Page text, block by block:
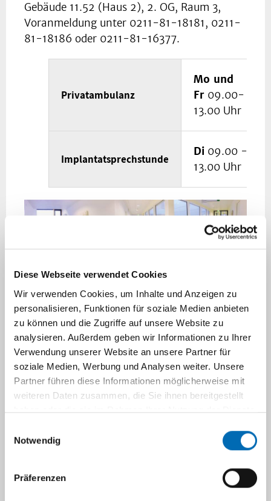
Diese Webseite verwendet Cookies
Wir verwenden Cookies, um Inhalte und Anzeigen zu
personalisieren, Funktionen für soziale Medien anbieten
zu können und die Zugriffe auf unsere Website zu
analysieren. Außerdem geben wir Informationen zu Ihrer
Verwendung unserer Website an unsere Partner für
soziale Medien, Werbung und Analysen weiter. Unsere
Partner führen diese Informationen möglicherweise mit
weiteren Daten zusammen, die Sie ihnen bereitgestellt
haben oder die sie im Rahmen Ihrer Nutzung der Dienste
Notwendig
Präferenzen
Gebäude 11.52 (Haus 2), 2. OG, Raum 3,
Voranmeldung unter 0211-81-18181, 0211-
81-18186 oder 0211-81-16377.
Privatambulanz
Mo und
Fr 09.00-
13.00 Uhr
Implantatsprechstunde
Di 09.00 -
13.00 Uhr
Sprechstundenzeiten der
Allgemeinen Ambulanz
Allgemeine Ambulanz für Mund-, Kiefer-
und Plastische Gesichtschirurgie,
Zentrum für Operative Medizin II (ZOM II),
Gebäude 11.52 (Haus 2), Erdgeschoß,
Eingang und Anmeldung links neben dem
81-18202, 0211-81-07038
Ambulanz ist zwischen 09:00-11:00 Uhr